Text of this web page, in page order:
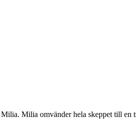
Milia omvänder hela skeppet till